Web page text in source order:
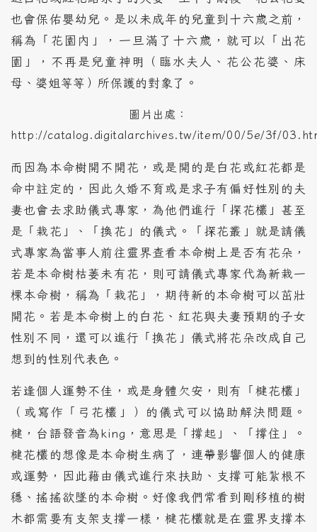
也會保佑嬰幼兒。是以未成年的兒童到十六歲之前，
稱為「花園內」，一旦滿了十六歲，就可以「出花
園」，不再是兒童神明（臨水夫人、花公花婆、床
母、婆姐等等）所保護的對象了。
圖片出處：
http://catalog.digitalarchives.tw/item/00/5e/3f/
而因為本命樹開不開花，或是開的是白花或紅花都是
命中註定的，因此久婚不育或是求子有偏好性別的夫
妻也會去求助儀式專家，為他們進行「探花欉」甚至
是「栽花」、「換花」的儀式。「探花叢」就是請儀
式專家為當事人前往靈界查看本命樹上是否有花朵，
若是本命樹枯萎未有花，則可請儀式專家代為新栽一
棵本命樹，稱為「栽花」，期待新的本命樹可以茁壯
開花。若是本命樹上的白花、紅花與夫妻預期的子女
性別不同，還可以進行「換花」儀式將花朵改成自己
想到的性別代表色。
若逢個人運勢不佳，或是身體欠安，則有「楗花欉」
（或寫作「弓花欉」）的儀式可以協助解決問題。
楗，台語發音為king，意思是「撐起」、「撐住」。
楗花欉的想像是本命樹生病了，連帶影響個人的健康
或運勢，因此藉由儀式進行來扶助、支撐可能紮根不
穩、搖搖欲墜的本命樹。好像我們常看到剛移植的樹
木都需要有支架支撐一樣，楗花欉就是在靈界支撐本